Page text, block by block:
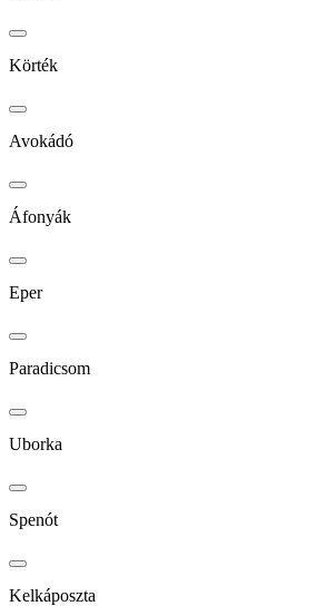
Körték
Avokádó
Áfonyák
Eper
Paradicsom
Uborka
Spenót
Kelkáposzta